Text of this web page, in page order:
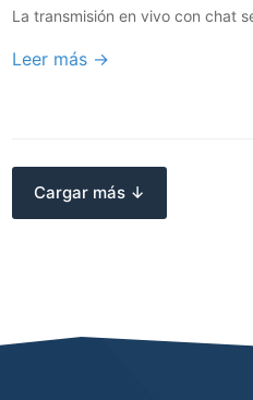
La transmisión en vivo con chat
Leer más →
Cargar más ↓